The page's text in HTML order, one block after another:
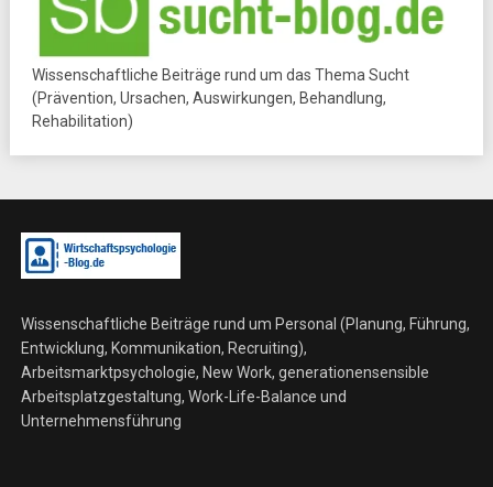
Wissenschaftliche Beiträge rund um das Thema Sucht
(Prävention, Ursachen, Auswirkungen, Behandlung,
Rehabilitation)
Wissenschaftliche Beiträge rund um Personal (Planung, Führung,
Entwicklung, Kommunikation, Recruiting),
Arbeitsmarktpsychologie, New Work, generationensensible
Arbeitsplatzgestaltung, Work-Life-Balance und
Unternehmensführung